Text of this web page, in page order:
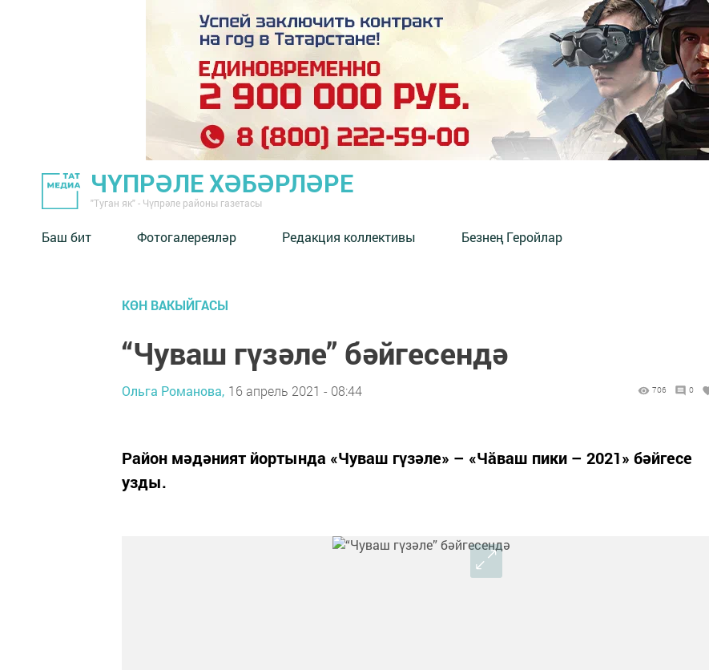
ЧҮПРӘЛЕ ХӘБӘРЛӘРЕ
"Туган як" - Чүпрәле районы газетасы
Баш бит Фотогалереяләр Редакция коллективы Безнең Геройлар
КӨН ВАКЫЙГАСЫ
“Чуваш гүзәле” бәйгесендә
Ольга Романова, 16 апрель 2021 - 08:44 706 0
Район мәдәният йортында «Чуваш гүзәле» – «Чăваш пики – 2021» бәйгесе
узды.